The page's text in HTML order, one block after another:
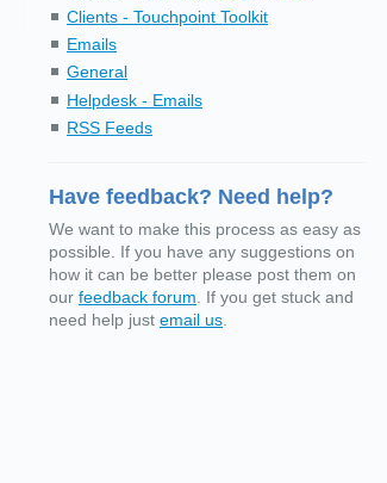
Clients - Touchpoint Toolkit
Emails
General
Helpdesk - Emails
RSS Feeds
Have feedback? Need help?
We want to make this process as easy as
possible. If you have any suggestions on
how it can be better please post them on
our feedback forum . If you get stuck and
need help just email us